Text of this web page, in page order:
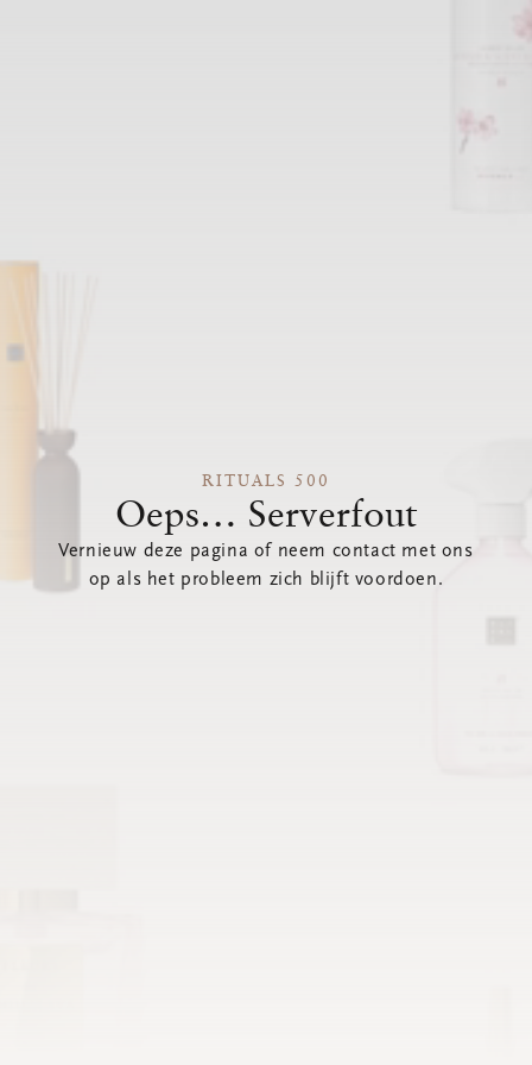
RITUALS 500
Oeps… Serverfout
Vernieuw deze pagina of neem contact met ons
op als het probleem zich blijft voordoen.